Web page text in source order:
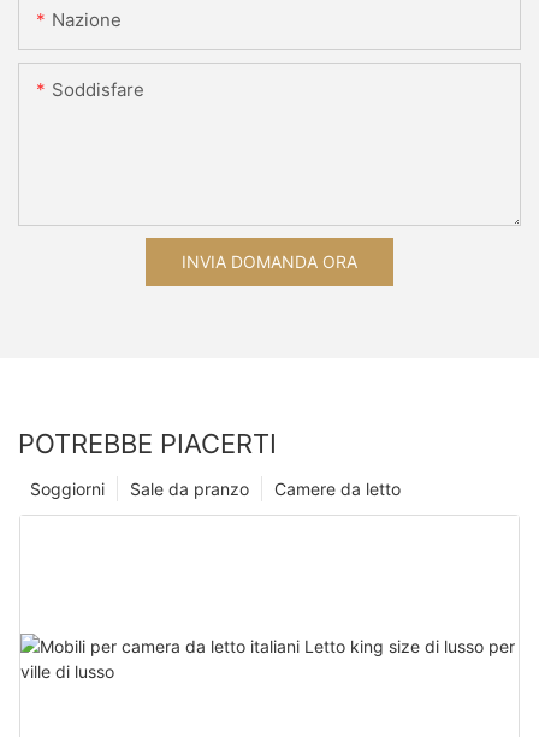
Nazione
Soddisfare
INVIA DOMANDA ORA
POTREBBE PIACERTI
Camere da letto
Sale da pranzo
Soggiorni